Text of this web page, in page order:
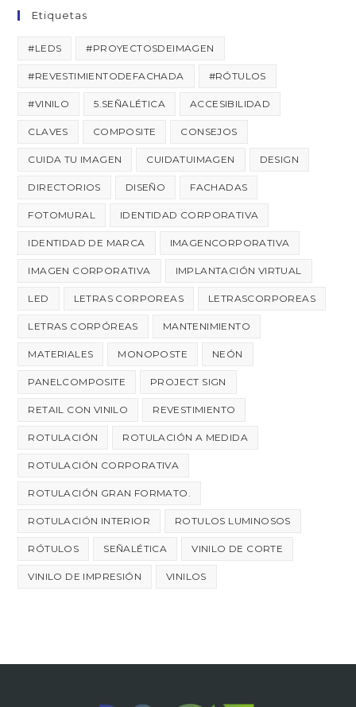
Etiquetas
#LEDS #PROYECTOSDEIMAGEN
#REVESTIMIENTODEFACHADA #RÓTULOS
#VINILO 5.SEÑALÉTICA ACCESIBILIDAD
CLAVES COMPOSITE CONSEJOS
CUIDA TU IMAGEN CUIDATUIMAGEN DESIGN
DIRECTORIOS DISEÑO FACHADAS
FOTOMURAL IDENTIDAD CORPORATIVA
IDENTIDAD DE MARCA IMAGENCORPORATIVA
IMAGEN CORPORATIVA IMPLANTACIÓN VIRTUAL
LED LETRAS CORPOREAS LETRASCORPOREAS
LETRAS CORPÓREAS MANTENIMIENTO
MATERIALES MONOPOSTE NEÓN
PANELCOMPOSITE PROJECT SIGN
RETAIL CON VINILO REVESTIMIENTO
ROTULACIÓN ROTULACIÓN A MEDIDA
ROTULACIÓN CORPORATIVA
ROTULACIÓN GRAN FORMATO.
ROTULACIÓN INTERIOR ROTULOS LUMINOSOS
RÓTULOS SEÑALÉTICA VINILO DE CORTE
VINILO DE IMPRESIÓN VINILOS